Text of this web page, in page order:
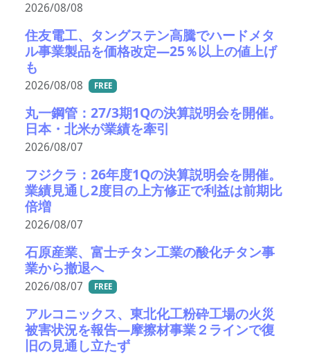
2026/08/08
住友電工、タングステン高騰でハードメタ
ル事業製品を価格改定―25％以上の値上げ
も
2026/08/08 FREE
丸一鋼管：27/3期1Qの決算説明会を開催。
日本・北米が業績を牽引
2026/08/07
フジクラ：26年度1Qの決算説明会を開催。
業績見通し2度目の上方修正で利益は前期比
倍増
2026/08/07
石原産業、富士チタン工業の酸化チタン事
業から撤退へ
2026/08/07 FREE
アルコニックス、東北化工粉砕工場の火災
被害状況を報告―摩擦材事業２ラインで復
旧の見通し立たず